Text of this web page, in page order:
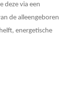
deze via een
de alleengeboren
energetische